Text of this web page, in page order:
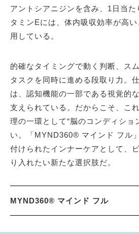
アントシアニジンを含み、1日当
タミンEには、体内吸収効率が高
用している。
的確なタイミングで動く判断、ス
タスクを同時に進める段取り力。
は、認知機能の一部である視覚的
支えられている。だからこそ、こ
理の一環として“脳のコンディショ
い。「MYND360® マインド フル
付けられたインナーケアとして、
り入れたい新たな選択肢だ。
MYND360® マインド フル